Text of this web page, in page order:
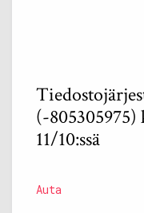
(-
11/10:ssä
Auta